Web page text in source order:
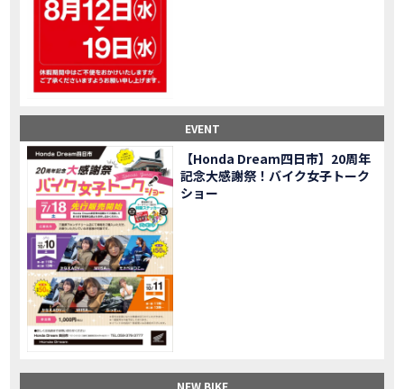
NEW BIKE 大型ツアラー「Gold Wing Tour」と特別仕様の 「Gold Wing Tour 50th ANNIVERSARY」を 受注期間限定で発売
【三重県】女性ライダーツーリングを満喫しました｜CB1000HORNET CB750HORNET CB650R E-Clutch
MOVIE 【女子ツーの実態】恥ずかしいけど、暴露しました。
MOVIE オイル交換に行ったつもりが…まさかの大出費！？
「CRF250L」「CRF250L＜s＞」のカラーリング設定と 仕様を一部変更し発売
NEW BIKE 軽二輪スーパースポーツモデル「CBR250RR」の カラーバリエーションを変更し発売
MOVIE 【Honda Dream鈴鹿】20周年記念・大感謝祭イベント 大人気バイク女子が大集合・・Honda Dreamさんの人気を探ってきましたスペシャル！！メチャクチャ楽しかったです❤
NEW BIKE PROJECT BIG1 Final Edition CB 1300在庫車あります！
MOVIE 【バイク女子】急遽、愛車とお別れ…ついにあのバイクに乗れた
MOVIE 【バイク女子】オイル交換だけのつもりが、まさかのアレを交換することに！？
EVENT 【Honda Dream 鈴鹿２０周年記念大感謝祭】 多くの方のご来店ありがとうございました！
MOVIE 【CB650R E-Clutch】X-ADVでDCTに5年乗った私が素直にレビュー｜Honda X-ADV
MOVIE 【カブでアクセル全開】女性ライダーで耐久レース参戦！レースだけじゃないサーキットの楽しみ方|Honda supercub
MOVIE 【新型X-ADV】最初のカスタムはこれ！ガラスコーティングもしちゃいました|Honda X-ADV
EVENT
【Honda Dream四日市】20周年
記念大感謝祭！バイク女子トーク
ショー
NEW BIKE